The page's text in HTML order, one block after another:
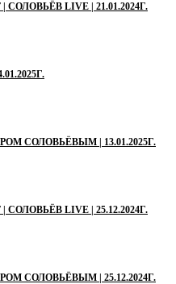
LIVE | 21.01.2024Г.
СОЛОВЬЁВЫМ | 13.01.2025Г.
LIVE | 25.12.2024Г.
СОЛОВЬЁВЫМ | 25.12.2024Г.